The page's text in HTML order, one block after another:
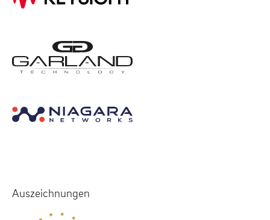
Auszeichnungen